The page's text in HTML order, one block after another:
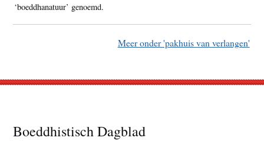
‘boeddhanatuur’ genoemd.
Meer onder 'pakhuis van verlangen'
Footer
Boeddhistisch Dagblad